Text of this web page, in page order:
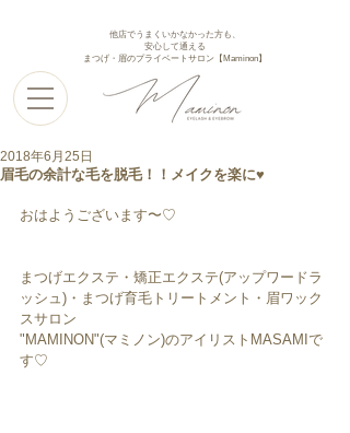
他店でうまくいかなかった方も、
安心して通える
まつげ・眉のプライベートサロン【Maminon】
眉毛の余計な毛を脱毛！！メイクを楽に♥︎︎
2018年6月25日
おはようございます〜♡
まつげエクステ・矯正エクステ(アップワードラ
ッシュ)・まつげ育毛トリートメント・眉ワック
スサロン
"MAMINON"(マミノン)のアイリストMASAMIで
す♡